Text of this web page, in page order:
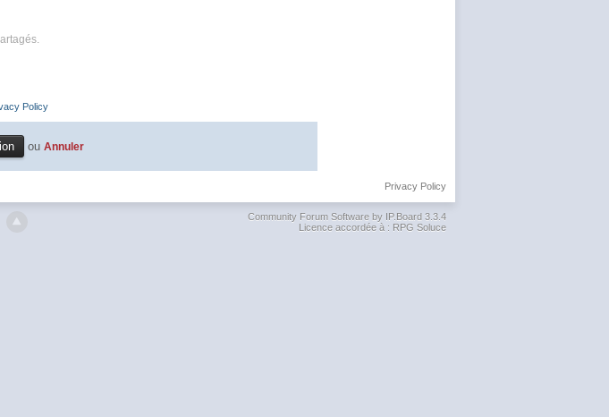
Policy
ou Annuler
Privacy Policy
Community Forum Software by IP.Board 3.3.4
Licence accordée à : RPG Soluce